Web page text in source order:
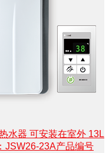
水器 可安装在室外 13L
JSW26-23A产品编号